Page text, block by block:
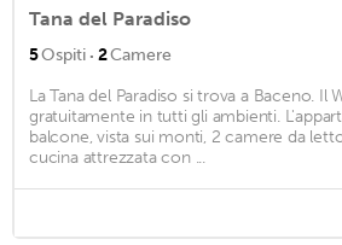
Tana del Paradiso
5Ospiti · 2Camere
La Tana del Paradiso si trova a Baceno. Il
gratuitamente in tutti gli ambienti.
balcone, vista sui monti, 2 camere da
cucina attrezzata con ...